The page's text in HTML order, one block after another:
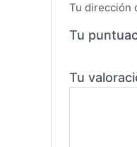
Tu dirección
Tu
Tu